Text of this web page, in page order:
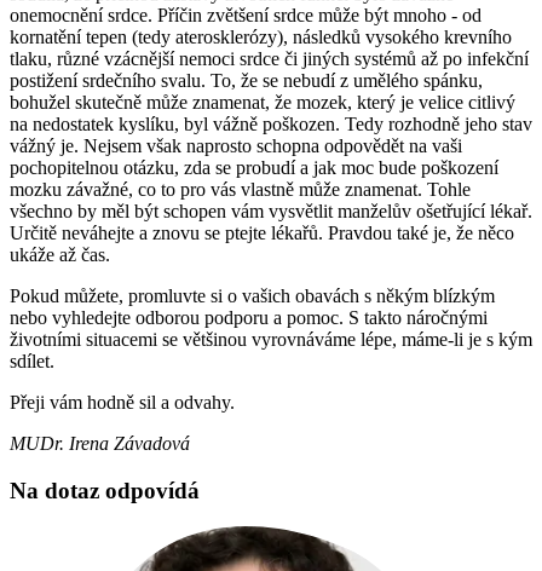
onemocnění srdce. Příčin zvětšení srdce může být mnoho - od
kornatění tepen (tedy aterosklerózy), následků vysokého krevního
tlaku, různé vzácnější nemoci srdce či jiných systémů až po infekční
postižení srdečního svalu. To, že se nebudí z umělého spánku,
bohužel skutečně může znamenat, že mozek, který je velice citlivý
na nedostatek kyslíku, byl vážně poškozen. Tedy rozhodně jeho stav
vážný je. Nejsem však naprosto schopna odpovědět na vaši
pochopitelnou otázku, zda se probudí a jak moc bude poškození
mozku závažné, co to pro vás vlastně může znamenat. Tohle
všechno by měl být schopen vám vysvětlit manželův ošetřující lékař.
Určitě neváhejte a znovu se ptejte lékařů. Pravdou také je, že něco
ukáže až čas.
Pokud můžete, promluvte si o vašich obavách s někým blízkým
nebo vyhledejte odborou podporu a pomoc. S takto náročnými
životními situacemi se většinou vyrovnáváme lépe, máme-li je s kým
sdílet.
Přeji vám hodně sil a odvahy.
MUDr. Irena Závadová
Na dotaz odpovídá